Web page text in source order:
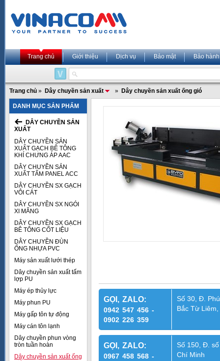
Trang chủ Giới thiệu Dịch vụ Bảo mật Bảo hành
Trang chủ » Dây chuyền sản xuất » Dây chuyền sản xuất ống gió
DANH MỤC SẢN PHẨM
DÂY CHUYỀN SẢN
XUẤT
DÂY CHUYỀN SẢN
XUẤT GẠCH BÊ TÔNG
KHÍ CHƯNG ÁP AAC
DÂY CHUYỀN SẢN
XUẤT TẤM PANEL ACC
DÂY CHUYỀN SX GẠCH
VÔI CÁT
DÂY CHUYỀN SX NGÓI
XI MĂNG
DÂY CHUYỀN SX GẠCH
BÊ TÔNG CỐT LIỆU
DÂY CHUYỀN ĐÙN
ỐNG NHỰA PVC
Máy sản xuất lưới thép
Dây chuyền sản xuất tấm
lợp PU
Máy ép thủy lực
Máy phun PU
Máy gấp tôn tự động
Máy cán tôn lạnh
Dây chuyền phun vòng
tròn tuần hoàn
Dây chuyền sản xuất ống
GỌI, ZALO:
0942 547 456 -
0902 226 359
Số 30, Đ.
Bắc Từ
GỌI, ZALO:
0967 458 568 -
Số 150, Đ.
Chí Minh